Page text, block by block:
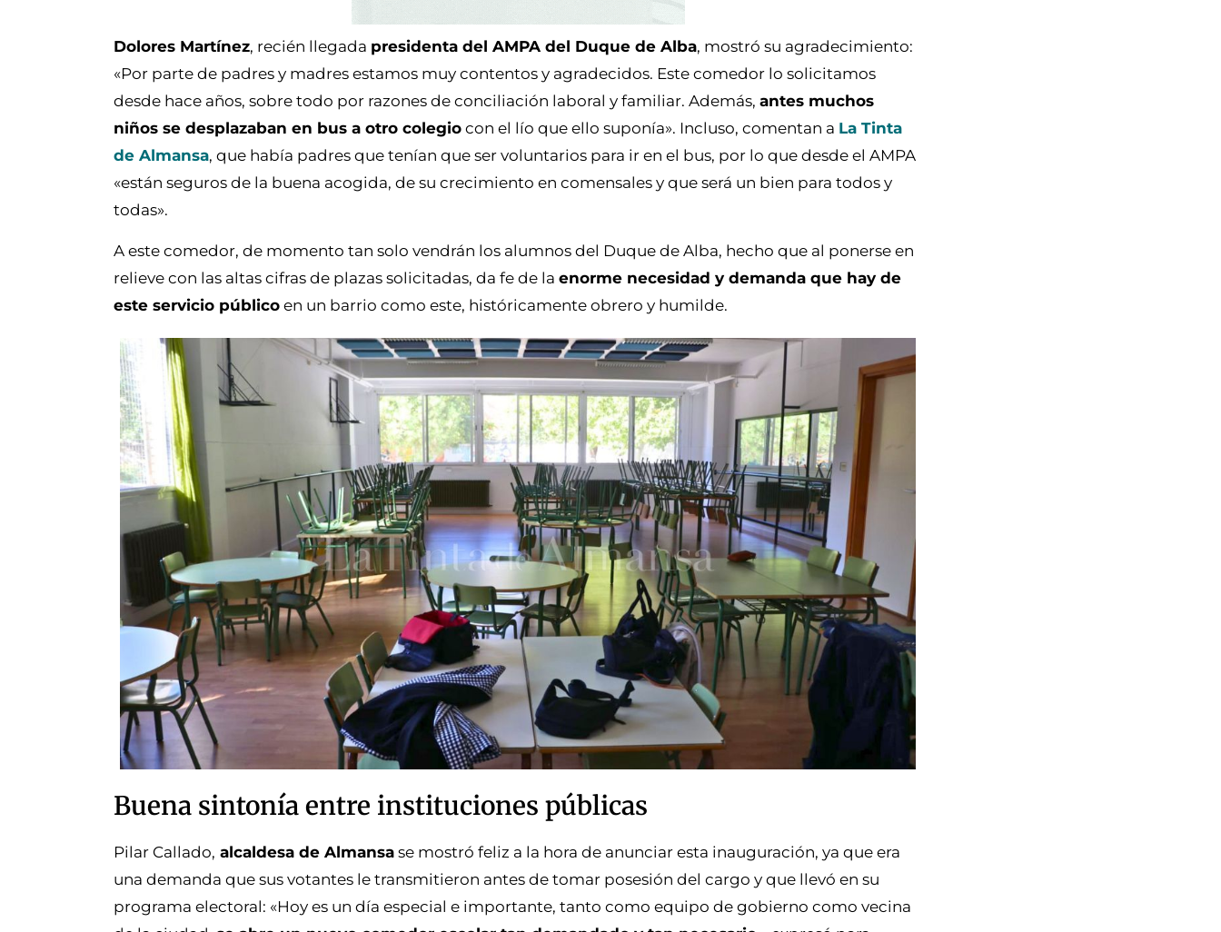
Dolores Martínez, recién llegada presidenta del AMPA del Duque de Alba, mostró su agradecimiento:
«Por parte de padres y madres estamos muy contentos y agradecidos. Este comedor lo solicitamos
desde hace años, sobre todo por razones de conciliación laboral y familiar. Además, antes muchos
niños se desplazaban en bus a otro colegio con el lío que ello suponía». Incluso, comentan a La Tinta
de Almansa, que había padres que tenían que ser voluntarios para ir en el bus, por lo que desde el AMPA
«están seguros de la buena acogida, de su crecimiento en comensales y que será un bien para todos y
todas».
A este comedor, de momento tan solo vendrán los alumnos del Duque de Alba, hecho que al ponerse en
relieve con las altas cifras de plazas solicitadas, da fe de la enorme necesidad y demanda que hay de
este servicio público en un barrio como este, históricamente obrero y humilde.
Buena sintonía entre instituciones públicas
Pilar Callado, alcaldesa de Almansa se mostró feliz a la hora de anunciar esta inauguración, ya que era
una demanda que sus votantes le transmitieron antes de tomar posesión del cargo y que llevó en su
programa electoral: «Hoy es un día especial e importante, tanto como equipo de gobierno como vecina